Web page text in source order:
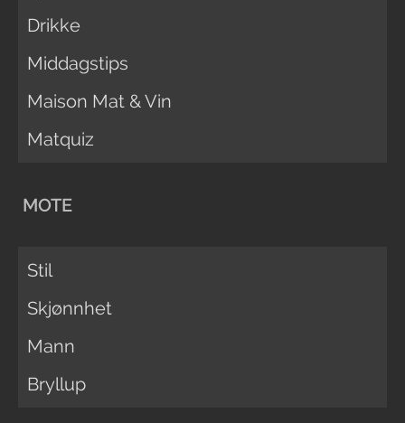
Drikke
Middagstips
Maison Mat & Vin
Matquiz
MOTE
Stil
Skjønnhet
Mann
Bryllup